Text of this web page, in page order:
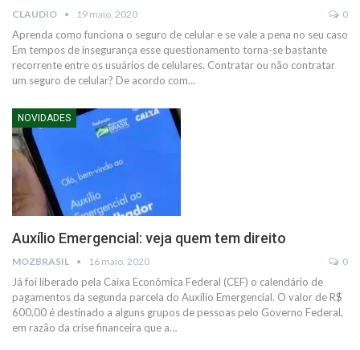
CLAUDIO 19 maio, 2020 0
Aprenda como funciona o seguro de celular e se vale a pena no seu caso
Em tempos de insegurança esse questionamento torna-se bastante
recorrente entre os usuários de celulares. Contratar ou não contratar
um seguro de celular? De acordo com…
NOVIDADES
Auxílio Emergencial: veja quem tem direito
MOZBRASIL 16 maio, 2020 0
Já foi liberado pela Caixa Econômica Federal (CEF) o calendário de
pagamentos da segunda parcela do Auxílio Emergencial. O valor de R$
600,00 é destinado a alguns grupos de pessoas pelo Governo Federal,
em razão da crise financeira que a…